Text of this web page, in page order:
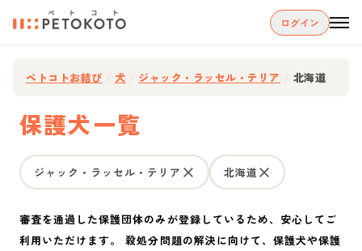
ログイン
ペトコトお結び 犬 ジャック・ラッセル・テリア 北海道
保護犬一覧
ジャック・ラッセル・テリア 北海道
審査を通過した保護団体のみが登録しているため、安心してご
利用いただけます。 殺処分問題の解決に向けて、保護犬や保護